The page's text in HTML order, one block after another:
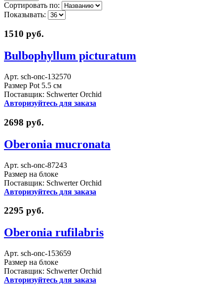
Сортировать по:
Показывать:
1510 руб.
Bulbophyllum picturatum
Арт. sch-onc-132570
Размер Pot 5.5 см
Поставщик: Schwerter Orchid
Авторизуйтесь для заказа
2698 руб.
Oberonia mucronata
Арт. sch-onc-87243
Размер на блоке
Поставщик: Schwerter Orchid
Авторизуйтесь для заказа
2295 руб.
Oberonia rufilabris
Арт. sch-onc-153659
Размер на блоке
Поставщик: Schwerter Orchid
Авторизуйтесь для заказа